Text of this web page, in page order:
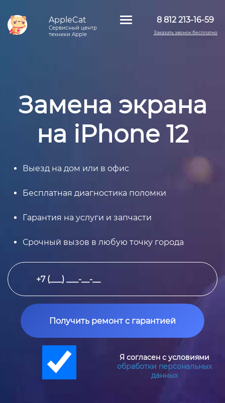
AppleCat
Сервисный центр
техники Apple
8 812 213-16-59
Заказать звонок бесплатно
Замена экрана
на iPhone 12
Выезд на дом или в офис
Бесплатная диагностика поломки
Гарантия на услуги и запчасти
Срочный вызов в любую точку города
Получить ремонт с гарантией
Я согласен с условиями
обработки персональных
данных